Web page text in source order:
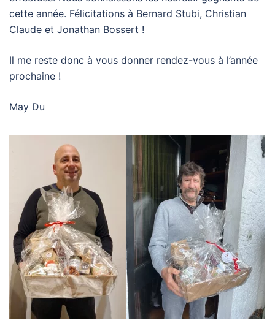
cette année. Félicitations à Bernard Stubi, Christian
Claude et Jonathan Bossert !
Il me reste donc à vous donner rendez-vous à l’année
prochaine !
May Du